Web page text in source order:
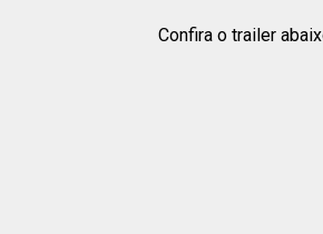
Confira o trailer